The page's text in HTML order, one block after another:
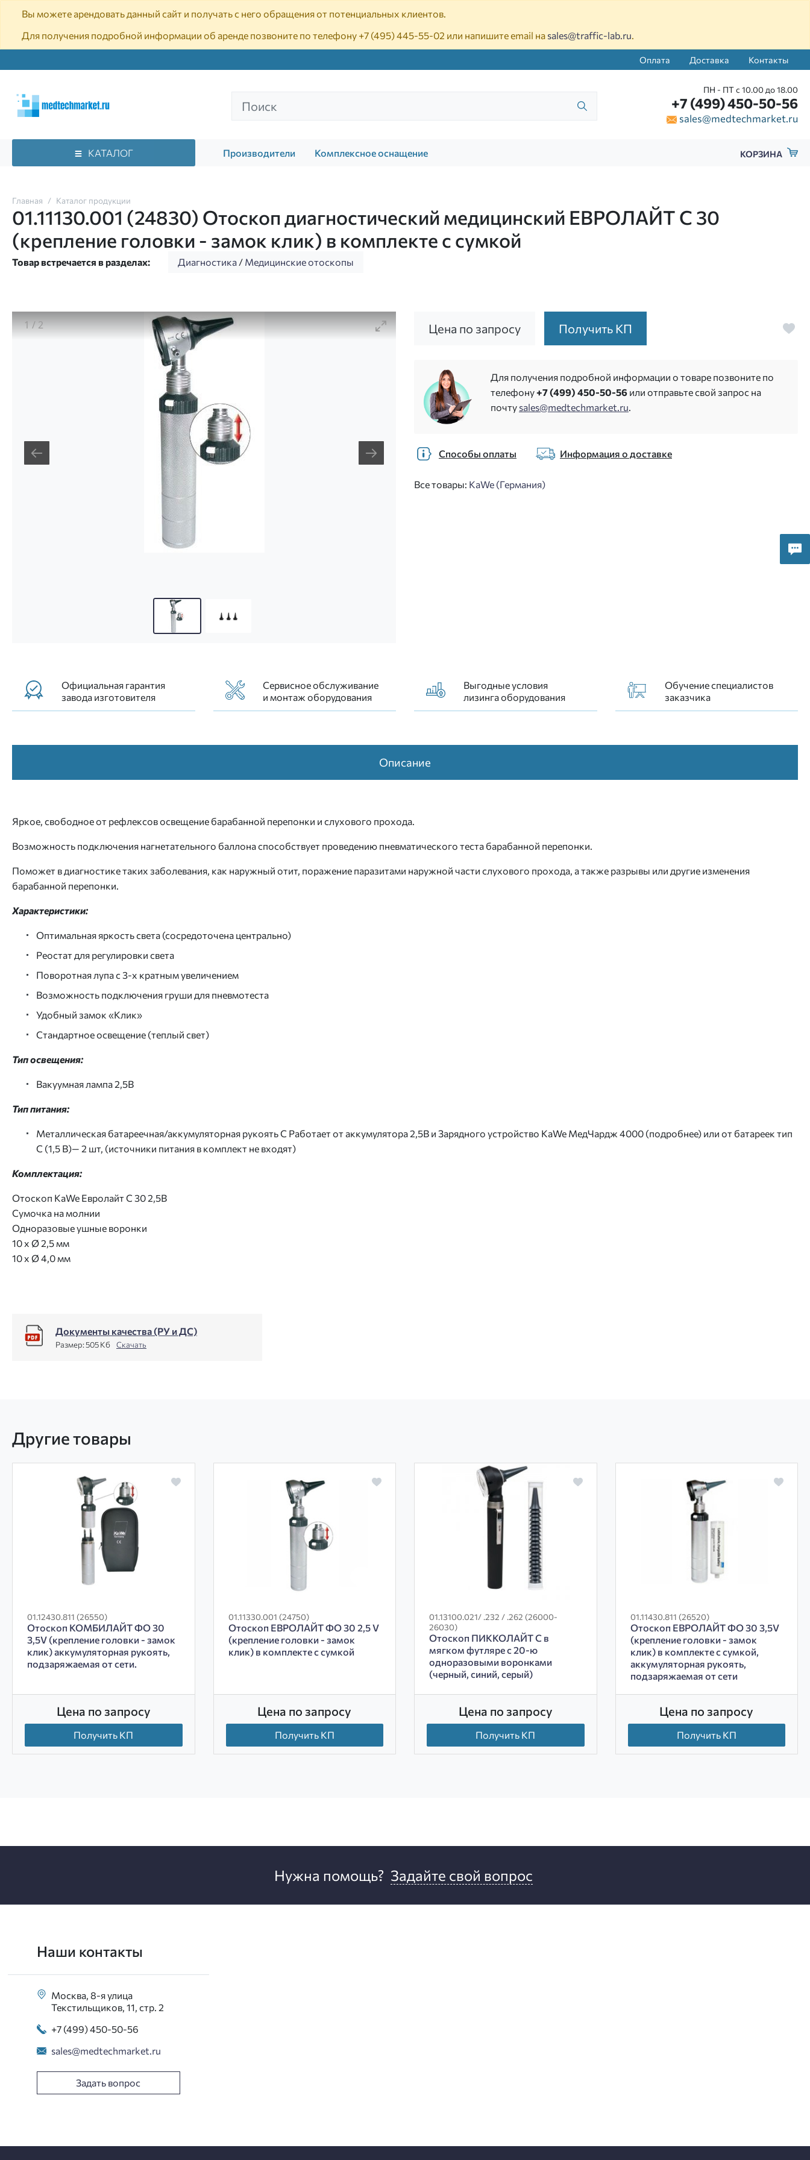
Вы можете арендовать данный сайт и получать с него обращения от потенциальных клиентов.
Для получения подробной информации об аренде позвоните по телефону +7 (495) 445-55-02 или напишите email на sales@traffic-lab.ru.
Оплата Доставка Контакты
ПН - ПТ с 10.00 до 18.00
+7 (499) 450-50-56
sales@medtechmarket.ru
КАТАЛОГ Производители Комплексное оснащение КОРЗИНА
Главная Каталог продукции
01.11130.001 (24830) Отоскоп диагностический медицинский ЕВРОЛАЙТ C 30
(крепление головки - замок клик) в комплекте с сумкой
Товар встречается в разделах: Диагностика / Медицинские отоскопы
01.11130.001 (24830) Отоскоп диагностический медицинский ЕВРОЛАЙТ C 30 (крепление головки - замок клик) в комплекте с сумкой
1/2 Цена по запросу Получить КП
Для получения подробной информации о товаре позвоните по
телефону+7 (499) 450-50-56 или отправьте свой запрос на
почту sales@medtechmarket.ru.
Способы оплаты Информация о доставке
Все товары: KaWe (Германия)
Официальная гарантия
завода изготовителя
Сервисное обслуживание
и монтаж оборудования
Выгодные условия
лизинга оборудования
Обучение специалистов
заказчика
Описание
Яркое, свободное от рефлексов освещение барабанной перепонки и слухового прохода.
Возможность подключения нагнетательного баллона способствует проведению пневматического теста барабанной перепонки.
Поможет в диагностике таких заболевания, как наружный отит, поражение паразитами наружной части слухового прохода, а также разрывы или другие изменения
барабанной перепонки.
Характеристики:
Оптимальная яркость света (сосредоточена центрально)
Реостат для регулировки света
Поворотная лупа с 3-х кратным увеличением
Возможность подключения груши для пневмотеста
Удобный замок «Клик»
Стандартное освещение (теплый свет)
Тип освещения:
Вакуумная лампа 2,5В
Тип питания:
Металлическая батареечная/аккумуляторная рукоять С Работает от аккумулятора 2,5В и Зарядного устройство KaWe МедЧардж 4000 (подробнее) или от батареек тип
С (1,5 В)— 2 шт, (источники питания в комплект не входят)
Комплектация:
Отоскоп KaWe Евролайт С 30 2,5В
Сумочка на молнии
Одноразовые ушные воронки
10 x Ø 2,5 мм
10 x Ø 4,0 мм
Документы качества (РУ и ДС)
Размер:505 Кб Скачать
Другие товары
01.12430.811 (26550)
Отоскоп КОМБИЛАЙТ ФО 30
3,5V (крепление головки - замок
клик) аккумуляторная рукоять,
подзаряжаемая от сети.
Цена по запросу
Получить КП
01.11330.001 (24750)
Отоскоп ЕВРОЛАЙТ ФО 30 2,5 V
(крепление головки - замок
клик) в комплекте с сумкой
Цена по запросу
Получить КП
01.13100.021/ .232 / .262 (26000-
26030)
Отоскоп ПИККОЛАЙТ C в
мягком футляре с 20-ю
одноразовыми воронками
(черный, синий, серый)
Цена по запросу
Получить КП
01.11430.811 (26520)
Отоскоп ЕВРОЛАЙТ ФО 30 3,5V
(крепление головки - замок
клик) в комплекте с сумкой,
аккумуляторная рукоять,
подзаряжаемая от сети
Цена по запросу
Получить КП
Нужна помощь? Задайте свой вопрос
Наши контакты
Москва, 8-я улица
Текстильщиков, 11, стр. 2
+7 (499) 450-50-56
sales@medtechmarket.ru
Задать вопрос